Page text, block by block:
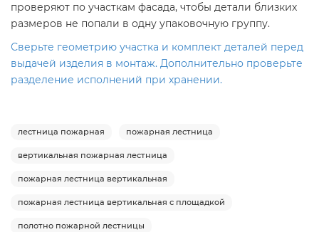
проверяют по участкам фасада, чтобы детали близких
размеров не попали в одну упаковочную группу.
Сверьте геометрию участка и комплект деталей перед
выдачей изделия в монтаж. Дополнительно проверьте
разделение исполнений при хранении.
лестница пожарная пожарная лестница
вертикальная пожарная лестница
пожарная лестница вертикальная
пожарная лестница вертикальная с площадкой
полотно пожарной лестницы